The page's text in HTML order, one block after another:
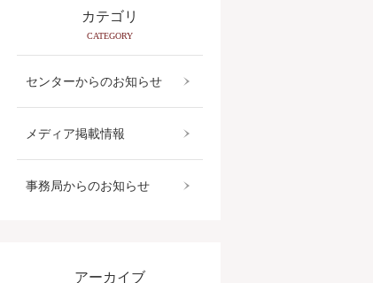
カテゴリ
CATEGORY
センターからのお知らせ
メディア掲載情報
事務局からのお知らせ
アーカイブ